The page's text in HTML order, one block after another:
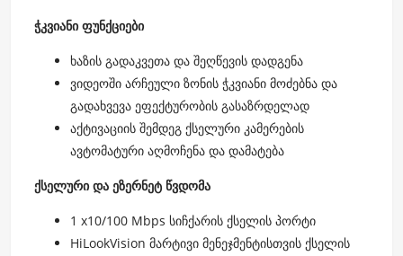
ჭკვიანი ფუნქციები
ხაზის გადაკვეთა და შეღწევის დადგენა
ვიდეოში არჩეული ზონის ჭკვიანი მოძებნა და
გადახვევა ეფექტურობის გასაზრდელად
აქტივაციის შემდეგ ქსელური კამერების
ავტომატური აღმოჩენა და დამატება
ქსელური და ეზერნეტ წვდომა
1 x10/100 Mbps სიჩქარის ქსელის პორტი
HiLookVision მარტივი მენეჯმენტისთვის ქსელის